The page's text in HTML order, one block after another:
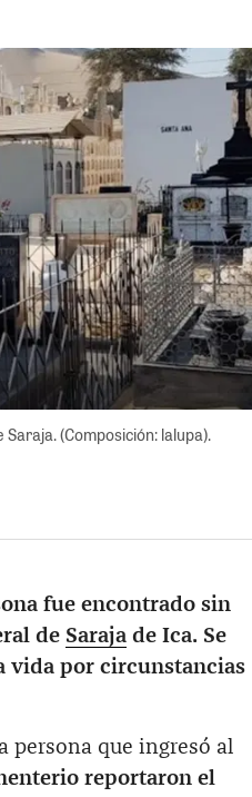
(Composición: lalupa).
fue encontrado sin
de Saraja de Ica. Se
vida por circunstancias
persona que ingresó al
reportaron el